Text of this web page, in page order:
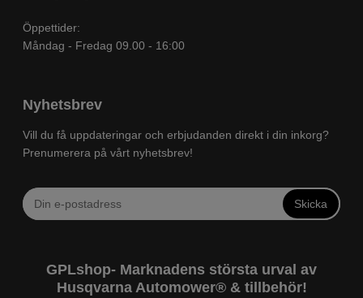
Öppettider:
Måndag - Fredag 09.00 - 16:00
Nyhetsbrev
Vill du få uppdateringar och erbjudanden direkt i din inkorg?
Prenumerera på vårt nyhetsbrev!
Skicka
GPLshop- Marknadens största urval av
Husqvarna Automower® & tillbehör!